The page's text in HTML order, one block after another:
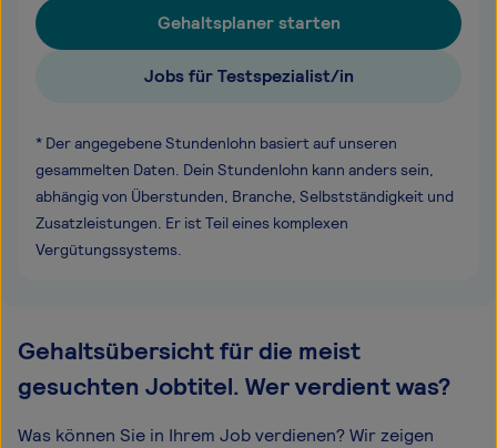
Gehaltsplaner starten
Jobs für Testspezialist/in
* Der angegebene Stundenlohn basiert auf unseren
gesammelten Daten. Dein Stundenlohn kann anders sein,
abhängig von Überstunden, Branche, Selbstständigkeit und
Zusatzleistungen. Er ist Teil eines komplexen
Vergütungssystems.
Gehaltsübersicht für die meist
gesuchten Jobtitel. Wer verdient was?
Was können Sie in Ihrem Job verdienen? Wir zeigen